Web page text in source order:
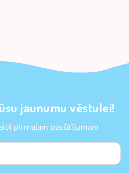
jaunumu vēstulei!
pirmajam pasūtījumam